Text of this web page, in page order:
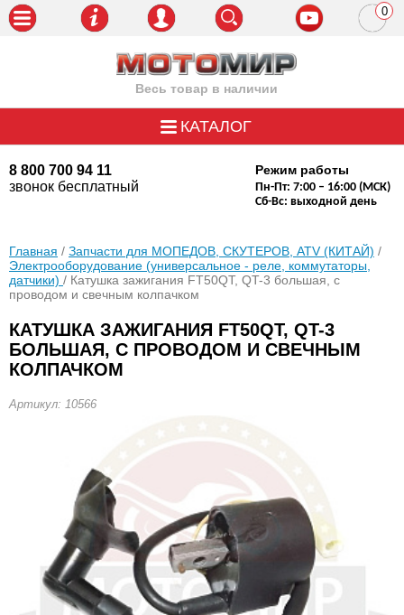
Весь товар в наличии
8 800 700 94 11
звонок бесплатный
Режим работы
Пн-Пт: 7:00 – 16:00 (МСК)
Сб-Вс: выходной день
0
КАТАЛОГ
Главная / Запчасти для МОПЕДОВ, СКУТЕРОВ, ATV (КИТАЙ) /
Электрооборудование (универсальное - реле, коммутаторы,
датчики) / Катушка зажигания FT50QT, QT-3 большая, с
проводом и свечным колпачком
КАТУШКА ЗАЖИГАНИЯ FT50QT, QT-3
БОЛЬШАЯ, С ПРОВОДОМ И СВЕЧНЫМ
КОЛПАЧКОМ
Артикул: 10566